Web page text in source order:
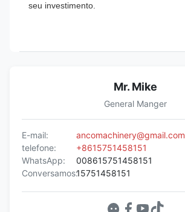
seu investimento.
Mr. Mike
General Manger
E-mail:
ancomachinery@gmail.com
telefone:
+8615751458151
WhatsApp:
008615751458151
Conversamos:15751458151